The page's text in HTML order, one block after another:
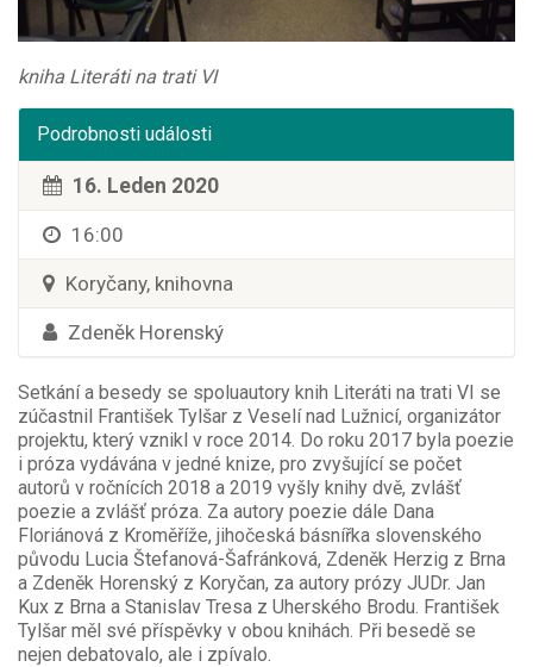
kniha Literáti na trati VI
Podrobnosti události
16. Leden 2020
16:00
Koryčany, knihovna
Zdeněk Horenský
Setkání a besedy se spoluautory knih Literáti na trati VI se
zúčastnil František Tylšar z Veselí nad Lužnicí, organizátor
projektu, který vznikl v roce 2014. Do roku 2017 byla poezie
i próza vydávána v jedné knize, pro zvyšující se počet
autorů v ročnících 2018 a 2019 vyšly knihy dvě, zvlášť
poezie a zvlášť próza. Za autory poezie dále Dana
Floriánová z Kroměříže, jihočeská básnířka slovenského
původu Lucia Štefanová-Šafránková, Zdeněk Herzig z Brna
a Zdeněk Horenský z Koryčan, za autory prózy JUDr. Jan
Kux z Brna a Stanislav Tresa z Uherského Brodu. František
Tylšar měl své příspěvky v obou knihách. Při besedě se
nejen debatovalo, ale i zpívalo.